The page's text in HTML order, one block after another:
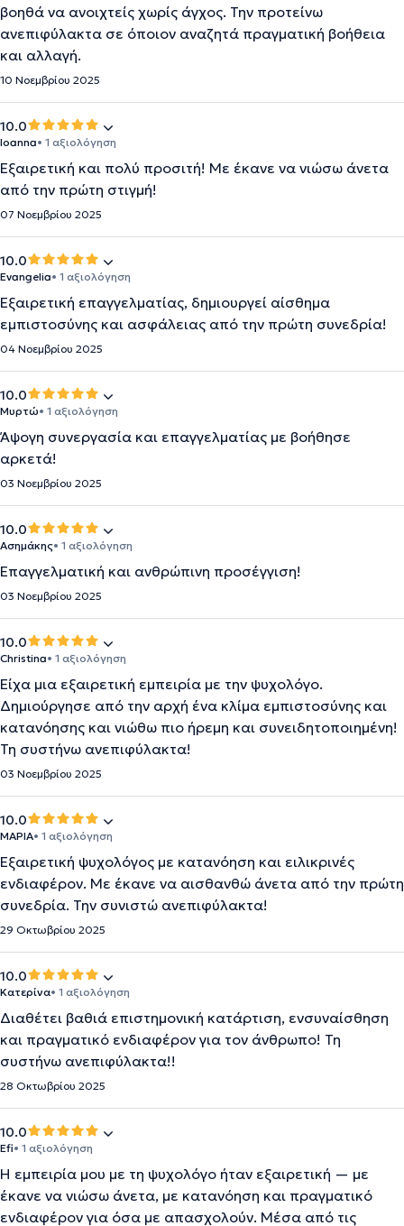
βοηθά να ανοιχτείς χωρίς άγχος. Την προτείνω
ανεπιφύλακτα σε όποιον αναζητά πραγματική βοήθεια
και αλλαγή.
10 Νοεμβρίου 2025
10.0
Ioanna• 1 αξιολόγηση
Εξαιρετική και πολύ προσιτή! Με έκανε να νιώσω άνετα
από την πρώτη στιγμή!
07 Νοεμβρίου 2025
10.0
Evangelia• 1 αξιολόγηση
Εξαιρετική επαγγελματίας, δημιουργεί αίσθημα
εμπιστοσύνης και ασφάλειας από την πρώτη συνεδρία!
04 Νοεμβρίου 2025
10.0
Μυρτώ• 1 αξιολόγηση
Άψογη συνεργασία και επαγγελματίας με βοήθησε
αρκετά!
03 Νοεμβρίου 2025
10.0
Ασημάκης• 1 αξιολόγηση
Επαγγελματική και ανθρώπινη προσέγγιση!
03 Νοεμβρίου 2025
10.0
Christina• 1 αξιολόγηση
Είχα μια εξαιρετική εμπειρία με την ψυχολόγο.
Δημιούργησε από την αρχή ένα κλίμα εμπιστοσύνης και
κατανόησης και νιώθω πιο ήρεμη και συνειδητοποιημένη!
Τη συστήνω ανεπιφύλακτα!
03 Νοεμβρίου 2025
10.0
ΜΑΡΙΑ• 1 αξιολόγηση
Εξαιρετική ψυχολόγος με κατανόηση και ειλικρινές
ενδιαφέρον. Με έκανε να αισθανθώ άνετα από την πρώτη
συνεδρία. Την συνιστώ ανεπιφύλακτα!
29 Οκτωβρίου 2025
10.0
Κατερίνα• 1 αξιολόγηση
Διαθέτει βαθιά επιστημονική κατάρτιση, ενσυναίσθηση
και πραγματικό ενδιαφέρον για τον άνθρωπο! Τη
συστήνω ανεπιφύλακτα!!
28 Οκτωβρίου 2025
10.0
Efi• 1 αξιολόγηση
Η εμπειρία μου με τη ψυχολόγο ήταν εξαιρετική — με
έκανε να νιώσω άνετα, με κατανόηση και πραγματικό
ενδιαφέρον για όσα με απασχολούν. Μέσα από τις